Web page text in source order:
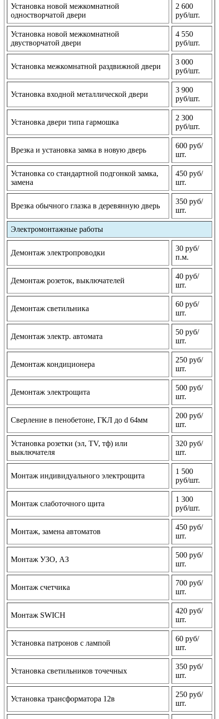
Установка новой межкомнатной
одностворчатой двери
2 600
руб/шт.
Установка новой межкомнатной
двустворчатой двери
4 550
руб/шт.
Установка межкомнатной раздвижной двери
3 000
руб/шт.
Установка входной металлической двери
3 900
руб/шт.
Установка двери типа гармошка
2 300
руб/шт.
Врезка и установка замка в новую дверь
600 руб/
шт.
Установка со стандартной подгонкой замка,
замена
450 руб/
шт.
Врезка обычного глазка в деревянную дверь
350 руб/
шт.
Электромонтажные работы
Демонтаж электропроводки
30 руб/
п.м.
Демонтаж розеток, выключателей
40 руб/
шт.
Демонтаж светильника
60 руб/
шт.
Демонтаж электр. автомата
50 руб/
шт.
Демонтаж кондиционера
250 руб/
шт.
Демонтаж электрощита
500 руб/
шт.
Сверление в пенобетоне, ГКЛ до d 64мм
200 руб/
шт.
Установка розетки (эл, TV, тф) или
выключателя
320 руб/
шт.
Монтаж индивидуального электрощита
1 500
руб/шт.
Монтаж слаботочного щита
1 300
руб/шт.
Монтаж, замена автоматов
450 руб/
шт.
Монтаж УЗО, АЗ
500 руб/
шт.
Монтаж счетчика
700 руб/
шт.
Монтаж SWICH
420 руб/
шт.
Установка патронов с лампой
60 руб/
шт.
Установка светильников точечных
350 руб/
шт.
Установка трансформатора 12в
250 руб/
шт.